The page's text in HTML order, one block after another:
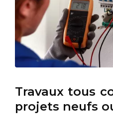
Travaux tous
projets neufs